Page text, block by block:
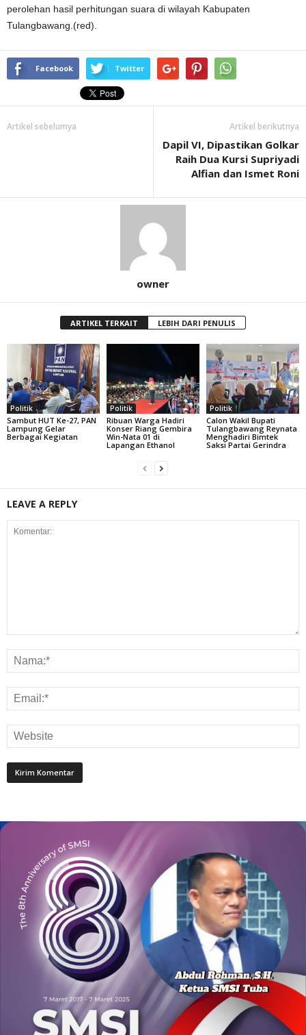
perolehan hasil perhitungan suara di wilayah Kabupaten
Tulangbawang.(red).
Facebook Twitter
Artikel sebelumya Artikel berikutnya
Dapil VI, Dipastikan Golkar
Raih Dua Kursi Supriyadi
Alfian dan Ismet Roni
owner
ARTIKEL TERKAIT LEBIH DARI PENULIS
Politik
Sambut HUT Ke-27, PAN
Lampung Gelar
Berbagai Kegiatan
Politik
Ribuan Warga Hadiri
Konser Riang Gembira
Win-Nata 01 di
Lapangan Ethanol
Politik
Calon Wakil Bupati
Tulangbawang Reynata
Menghadiri Bimtek
Saksi Partai Gerindra
LEAVE A REPLY